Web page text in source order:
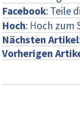
Facebook: Teile
Hoch: Hoch zum
Nächsten Artikel
Vorherigen